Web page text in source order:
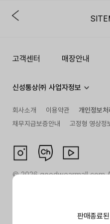
판매종료
고객센터 매장안내
신성통상㈜ 사업자정보
회사소개 이용약관
개인정보처
채무지급보증안내
고정형 영상정
©2026goodwearmall.com